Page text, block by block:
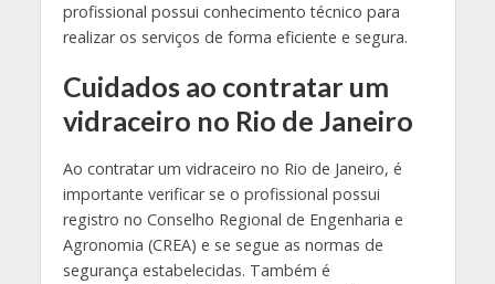
profissional possui conhecimento técnico para
realizar os serviços de forma eficiente e segura.
Cuidados ao contratar um
vidraceiro no Rio de Janeiro
Ao contratar um vidraceiro no Rio de Janeiro, é
importante verificar se o profissional possui
registro no Conselho Regional de Engenharia e
Agronomia (CREA) e se segue as normas de
segurança estabelecidas. Também é